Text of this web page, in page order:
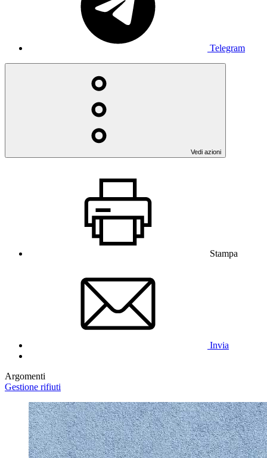
Telegram
Vedi azioni
Stampa
Invia
Argomenti
Gestione rifiuti